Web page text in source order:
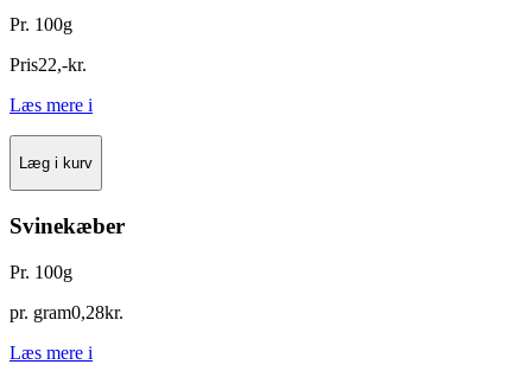
Pr. 100g
Pris22,-kr.
Læs mere i
Læg i kurv
Svinekæber
Pr. 100g
pr. gram0,28kr.
Læs mere i